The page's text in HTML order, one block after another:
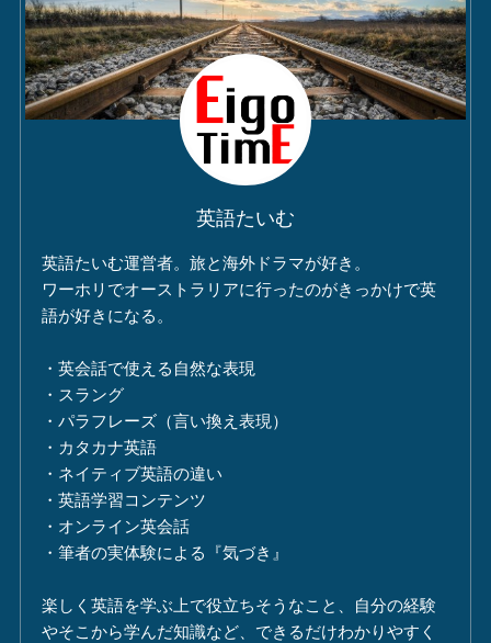
英語たいむ
英語たいむ運営者。旅と海外ドラマが好き。
ワーホリでオーストラリアに行ったのがきっかけで英
語が好きになる。
・英会話で使える自然な表現
・スラング
・パラフレーズ（言い換え表現）
・カタカナ英語
・ネイティブ英語の違い
・英語学習コンテンツ
・オンライン英会話
・筆者の実体験による『気づき』
楽しく英語を学ぶ上で役立ちそうなこと、自分の経験
やそこから学んだ知識など、できるだけわかりやすく